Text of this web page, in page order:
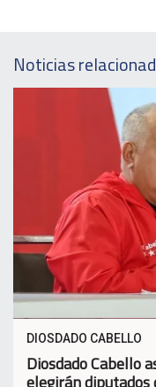
Noticias
DIOSDADO CABELLO
Diosdado Cabello